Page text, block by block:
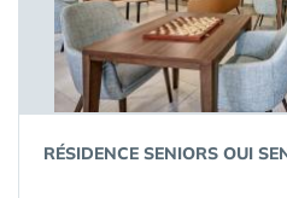
RÉSIDENCE SENIORS OUI